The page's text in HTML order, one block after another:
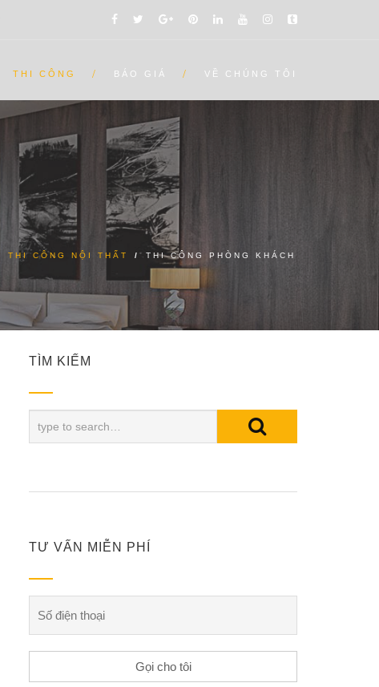
THI CÔNG BÁO GIÁ VỀ CHÚNG TÔI
THI CÔNG NỘI THẤT / THI CÔNG PHÒNG KHÁCH
TÌM KIẾM
TƯ VẤN MIỄN PHÍ